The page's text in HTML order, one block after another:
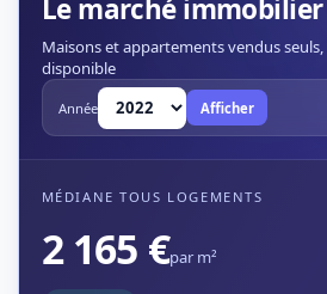
Le marché
Maisons et appartements vendus
disponible
Année Afficher
MÉDIANE TOUS LOGEMENTS
2 165 €par m²